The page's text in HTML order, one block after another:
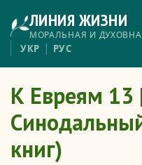
основному
содержанию
ЛИНИЯ ЖИЗНИ
МОРАЛЬНАЯ И
УКР РУС
К Евреям 13
книг)